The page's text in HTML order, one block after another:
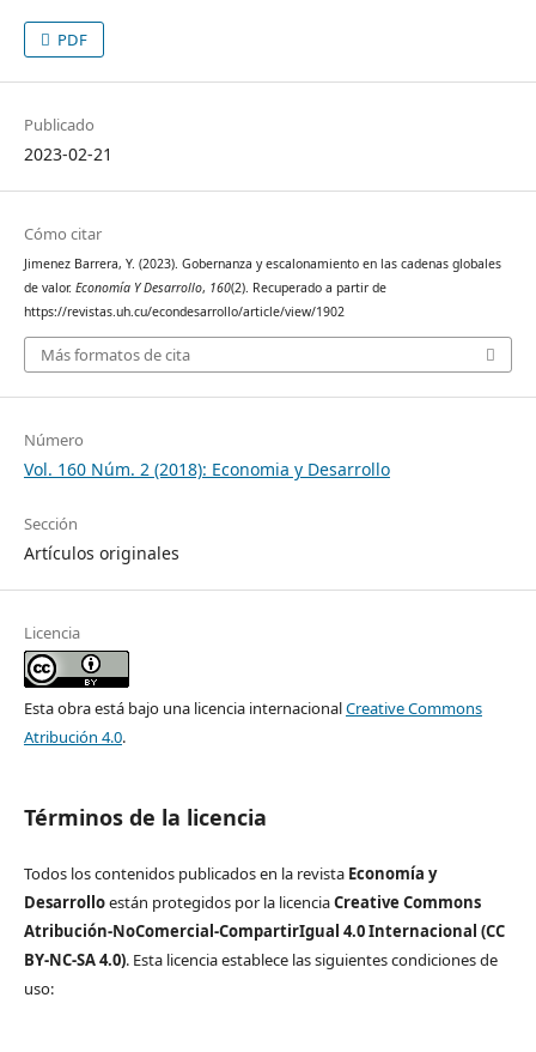
PDF
Publicado
2023-02-21
Cómo citar
Jimenez Barrera, Y. (2023). Gobernanza y escalonamiento en las cadenas globales
de valor. Economía Y Desarrollo, 160(2). Recuperado a partir de
https://revistas.uh.cu/econdesarrollo/article/view/1902
Más formatos de cita
Número
Vol. 160 Núm. 2 (2018): Economia y Desarrollo
Sección
Artículos originales
Licencia
Esta obra está bajo una licencia internacionalCreative Commons
Atribución 4.0.
Términos de la licencia
Todos los contenidos publicados en la revista Economía y
Desarrolloestán protegidos por la licenciaCreative Commons
Atribución-NoComercial-CompartirIgual 4.0 Internacional (CC
BY-NC-SA 4.0). Esta licencia establece las siguientes condiciones de
uso: